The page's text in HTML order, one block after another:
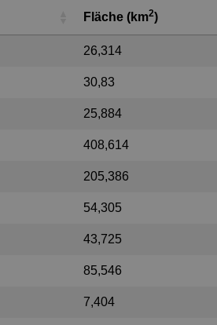
Fläche (km2)
26,314
30,83
25,884
408,614
205,386
54,305
43,725
85,546
7,404